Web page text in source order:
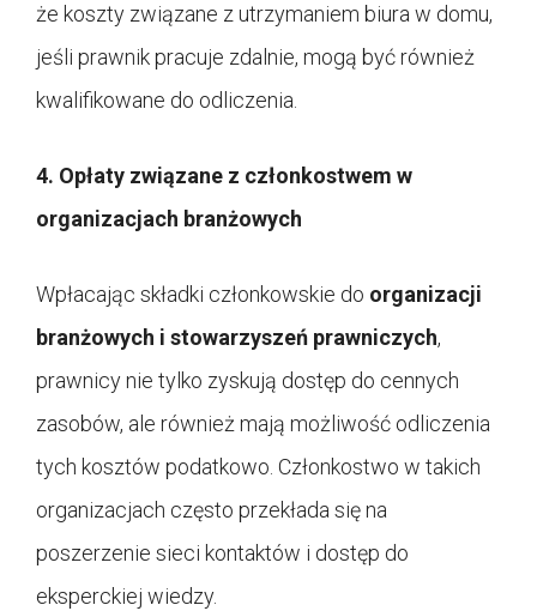
że koszty związane z utrzymaniem biura w domu,
jeśli prawnik pracuje zdalnie, mogą być również
kwalifikowane do odliczenia.
4. Opłaty związane z członkostwem w
organizacjach branżowych
Wpłacając składki członkowskie do organizacji
branżowych i stowarzyszeń prawniczych,
prawnicy nie tylko zyskują dostęp do cennych
zasobów, ale również mają możliwość odliczenia
tych kosztów podatkowo. Członkostwo w takich
organizacjach często przekłada się na
poszerzenie sieci kontaktów i dostęp do
eksperckiej wiedzy.